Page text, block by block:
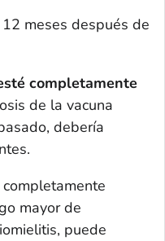
meses después de
completamente
de la vacuna
debería
completamente
mayor de
puede